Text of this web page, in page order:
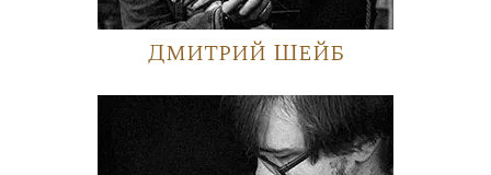
Дмитрий Шейб